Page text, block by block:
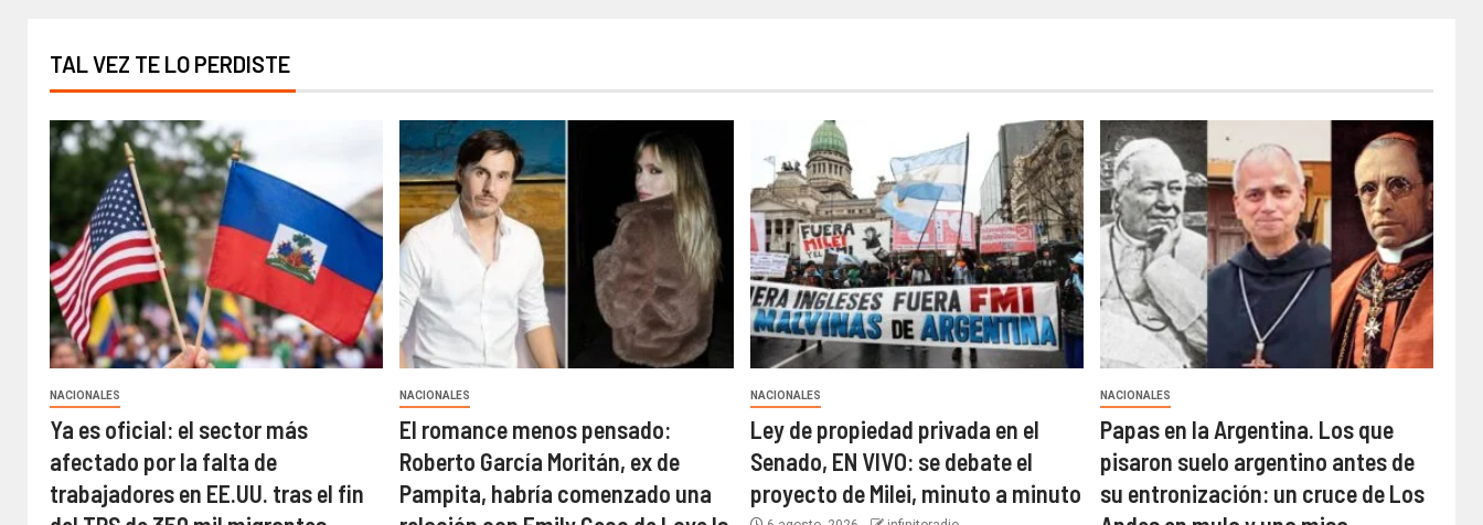
TAL VEZ TE LO PERDISTE
NACIONALES
Ya es oficial: el sector más
afectado por la falta de
trabajadores en EE.UU. tras el fin
NACIONALES
El romance menos pensado:
Roberto García Moritán, ex de
Pampita, habría comenzado una
NACIONALES
Ley de propiedad privada en el
Senado, EN VIVO: se debate el
proyecto de Milei, minuto a minuto
NACIONALES
Papas en la Argentina. Los que
pisaron suelo argentino antes de
su entronización: un cruce de Los